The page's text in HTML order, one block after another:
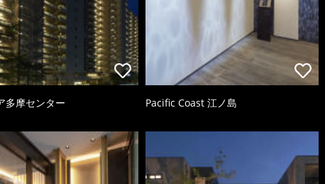
多摩センター Pacific Coast 江ノ島